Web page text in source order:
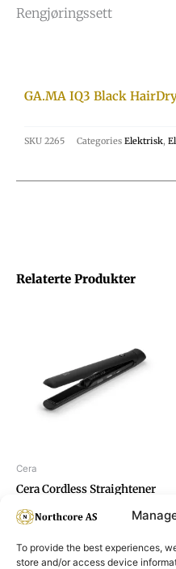
To provide the best experiences,
store and/or access device
Rengjøringssett
Relaterte Produkter
Cera
Cera Cordless Straightener
GA.MA IQ3 Black
SKU 2265 Categories Elektrisk,